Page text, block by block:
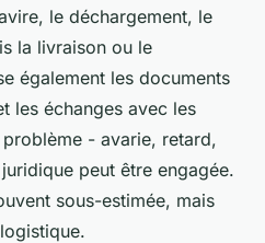
le déchargement, le
la livraison ou le
également les documents
les échanges avec les
- avarie, retard,
peut être engagée.
sous-estimée, mais